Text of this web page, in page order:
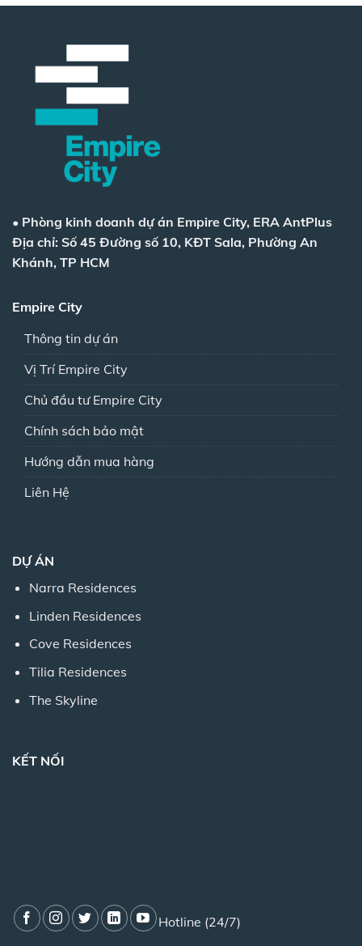
• Phòng kinh doanh dự án Empire City, ERA AntPlus
Địa chỉ: Số 45 Đường số 10, KĐT Sala, Phường An
Khánh, TP HCM
Empire City
Thông tin dự án
Vị Trí Empire City
Chủ đầu tư Empire City
Chính sách bảo mật
Hướng dẫn mua hàng
Liên Hệ
DỰ ÁN
Narra Residences
Linden Residences
Cove Residences
Tilia Residences
The Skyline
KẾT NỐI
Hotline (24/7)